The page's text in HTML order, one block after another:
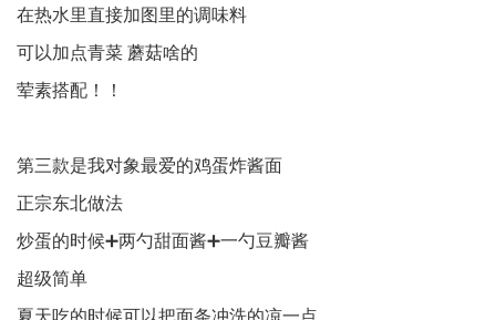
在热水里直接加图里的调味料
可以加点青菜 蘑菇啥的
荤素搭配！！
第三款是我对象最爱的鸡蛋炸酱面
正宗东北做法
炒蛋的时候➕两勺甜面酱➕一勺豆瓣酱
超级简单